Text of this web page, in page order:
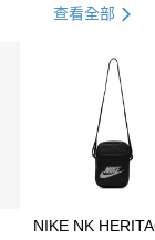
21家銀行
查看全部
NIKE NK